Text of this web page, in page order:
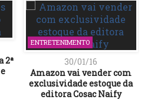
2ª
ENTRETENIMENTO
30/01/16
Amazon vai vender com
exclusividade estoque da
editora Cosac Naify